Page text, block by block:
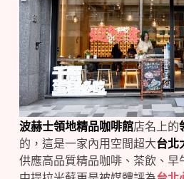
波赫士領地精品咖啡館店名上的
的，這是一家內用空間超大台北
供應高品質精品咖啡、茶飲、早